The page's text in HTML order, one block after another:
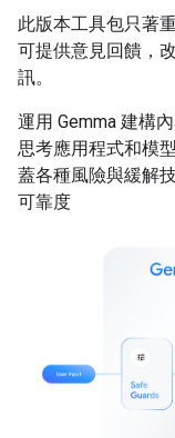
此版本工具包只著
可提供意見回饋，
訊。
運用 Gemma 建構
思考應用程式和模
蓋各種風險與緩解
可靠度